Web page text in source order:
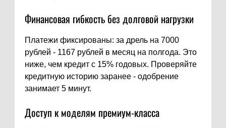
Финансовая гибкость без долговой нагрузки
Платежи фиксированы: за дрель на 7000
рублей - 1167 рублей в месяц на полгода. Это
ниже, чем кредит с 15% годовых. Проверяйте
кредитную историю заранее - одобрение
занимает 5 минут.
Доступ к моделям премиум-класса